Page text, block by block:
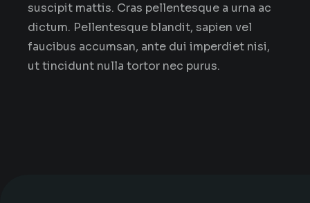
suscipit mattis. Cras pellentesque a urna ac
dictum. Pellentesque blandit, sapien vel
faucibus accumsan, ante dui imperdiet nisi,
ut tincidunt nulla tortor nec purus.